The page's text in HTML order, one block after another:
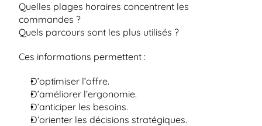
Quelles plages horaires concentrent les
commandes ?
Quels parcours sont les plus utilisés ?
Ces informations permettent :
D’optimiser l’offre.
D’améliorer l’ergonomie.
D’anticiper les besoins.
D’orienter les décisions stratégiques.